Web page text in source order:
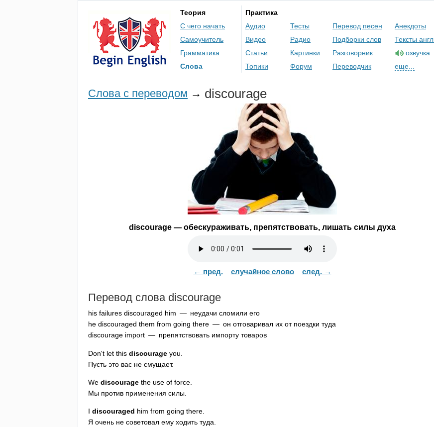
Теория
С чего начать
Самоучитель
Грамматика
Слова
Практика
Аудио
Видео
Статьи
Топики
Тесты
Радио
Картинки
Форум
Перевод песен
Подборки слов
Разговорник
Переводчик
Анекдоты
Тексты англ.
озвучка
еще...
Слова с переводом → discourage
discourage — обескураживать, препятствовать, лишать силы духа
← пред. случайное слово след. →
Перевод слова discourage
his failures discouraged him — неудачи сломили его
he discouraged them from going there — он отговаривал их от поездки туда
discourage import — препятствовать импорту товаров
Don't let this discourage you
Пусть это вас не смущает.
We discourage the use of force
Мы против применения силы.
I discouraged him from going there.
Я очень не советовал ему ходить туда.